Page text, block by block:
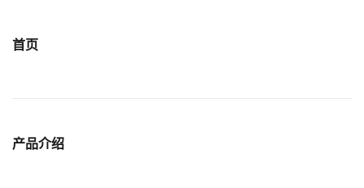
首页
产品介绍